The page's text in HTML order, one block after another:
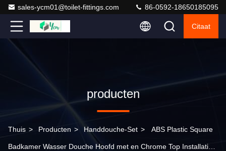
sales-ycm01@toilet-fittings.com 86-0592-18650185095
Citaat
producten
Thuis > Producten > Handdouche-Set > ABS Plastic Square
Badkamer Wasser Douche Hoofd met en Chrome Top Installatie